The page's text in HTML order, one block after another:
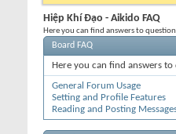
Hiệp Khí Đạo - Aikido FAQ
Here you can find answers to
Board FAQ
Here you can find answers
General Forum Usage
Setting and Profile Features
Reading and Posting